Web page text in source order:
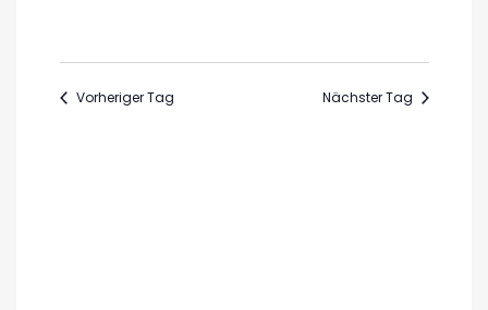
Vorheriger Tag Nächster Tag